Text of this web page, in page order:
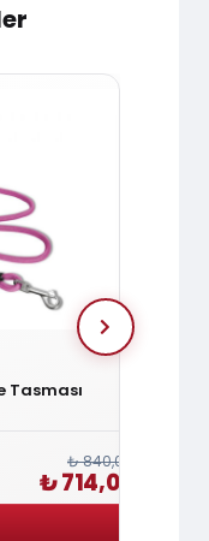
Tasması
₺ 840,00
₺ 714,00